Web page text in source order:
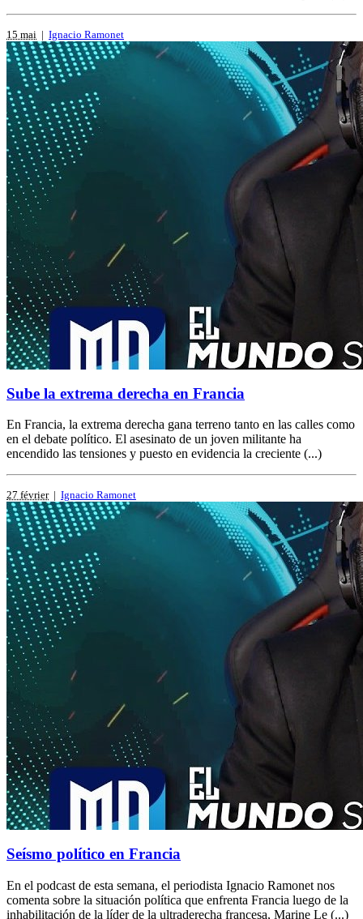
15 mai | Ignacio Ramonet
Sube la extrema derecha en Francia
En Francia, la extrema derecha gana terreno tanto en las calles como
en el debate político. El asesinato de un joven militante ha
encendido las tensiones y puesto en evidencia la creciente (...)
27 février| Ignacio Ramonet
Seísmo político en Francia
En el podcast de esta semana, el periodista Ignacio Ramonet nos
comenta sobre la situación política que enfrenta Francia luego de la
inhabilitación de la líder de la ultraderecha francesa, Marine Le (...)